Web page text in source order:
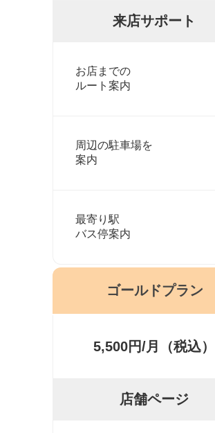
来店サポート
お店までの
ルート案内
周辺の駐車場を
案内
最寄り駅
バス停案内
ゴールドプラン
5,500円/月（税込）
店舗ページ